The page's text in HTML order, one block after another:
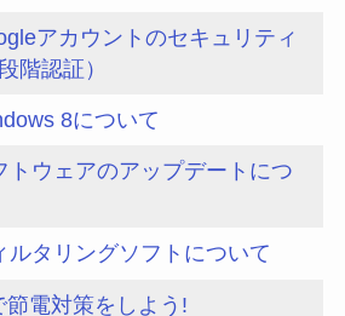
アカウントのセキュリティ
階認証）
8について
トウェアのアップデートにつ
ルタリングソフトについて
節電対策をしよう!